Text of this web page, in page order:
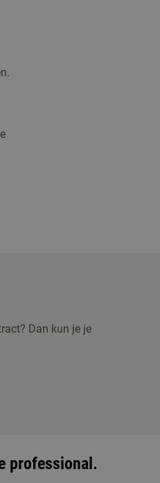
Dan kun je je
professional.